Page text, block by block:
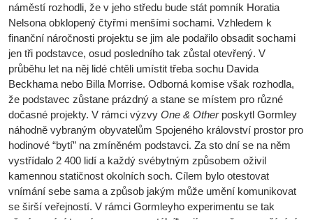
náměstí rozhodli, že v jeho středu bude stát pomník Horatia
Nelsona obklopený čtyřmi menšími sochami. Vzhledem k
finanční náročnosti projektu se jim ale podařilo obsadit sochami
jen tři podstavce, osud posledního tak zůstal otevřený. V
průběhu let na něj lidé chtěli umístit třeba sochu Davida
Beckhama nebo Billa Morrise. Odborná komise však rozhodla,
že podstavec zůstane prázdný a stane se místem pro různé
dočasné projekty. V rámci výzvy One & Other poskytl Gormley
náhodně vybraným obyvatelům Spojeného království prostor pro
hodinové “bytí” na zmíněném podstavci. Za sto dní se na něm
vystřídalo 2 400 lidí a každý svébytným způsobem oživil
kamennou statičnost okolních soch. Cílem bylo otestovat
vnímání sebe sama a způsob jakým může umění komunikovat
se širší veřejností. V rámci Gormleyho experimentu se tak